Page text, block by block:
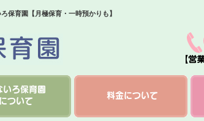
保育園【月極保育・一時預かりも】
いろ保育園
について
料金について